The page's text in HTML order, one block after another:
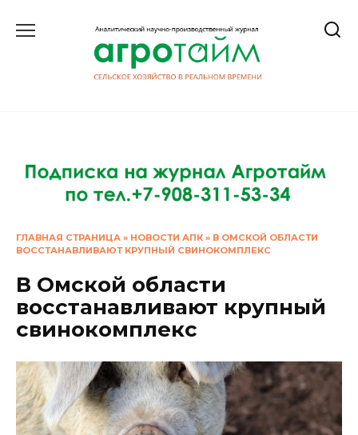
ГЛАВНАЯ СТРАНИЦА » НОВОСТИ АПК » В ОМСКОЙ ОБЛАСТИ
ВОССТАНАВЛИВАЮТ КРУПНЫЙ СВИНОКОМПЛЕКС
В Омской области
восстанавливают крупный
свинокомплекс